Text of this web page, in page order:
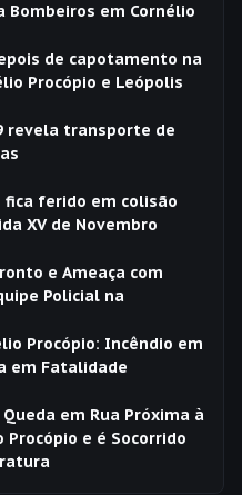
Bombeiros em Cornélio
de capotamento na
Procópio e Leópolis
revela transporte de
fica ferido em colisão
XV de Novembro
e Ameaça com
Policial na
Procópio: Incêndio em
em Fatalidade
em Rua Próxima à
Procópio e é Socorrido